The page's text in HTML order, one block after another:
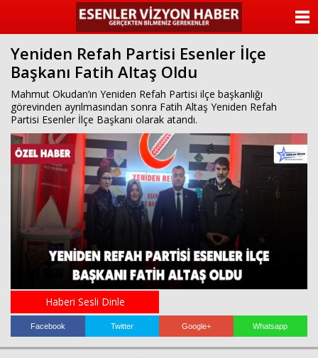
Yeniden Refah Partisi Esenler İlçe
Başkanı Fatih Altaş Oldu
Mahmut Okudan’ın Yeniden Refah Partisi ilçe başkanlığı
görevinden ayrılmasından sonra Fatih Altaş Yeniden Refah
Partisi Esenler İlçe Başkanı olarak atandı.
Haberi Sesli Dinle
Facebook Twitter Google+ Whatsapp
ANASAYFA
KATEGORİLER
FOTO GALERİ
VİDEO GALERİ
İLETİŞİM